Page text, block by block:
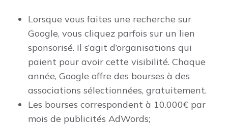
Lorsque vous faites une recherche sur
Google, vous cliquez parfois sur un lien
sponsorisé. Il s’agit d’organisations qui
paient pour avoir cette visibilité. Chaque
année, Google offre des bourses à des
associations sélectionnées, gratuitement.
Les bourses correspondent à 10.000€ par
mois de publicités AdWords;